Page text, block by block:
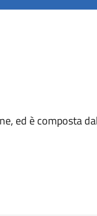
ed è composta